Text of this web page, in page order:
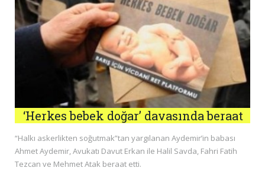
‘Herkes bebek doğar’ davasında beraat
“Halkı askerlikten soğutmak”tan yargılanan Aydemir’in babası
Ahmet Aydemir, Avukatı Davut Erkan ile Halil Savda, Fahri Fatih
Tezcan ve Mehmet Atak beraat etti.